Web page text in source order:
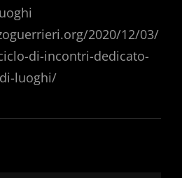
2020/12/03/
di-incontri-dedicato-
luoghi/